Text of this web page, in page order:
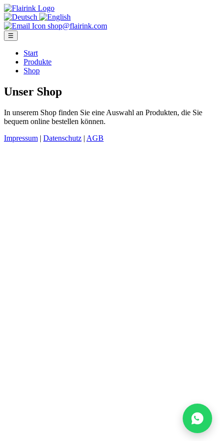
shop@flairink.com
☰
Start
Produkte
Shop
Unser Shop
In unserem Shop finden Sie eine Auswahl an Produkten, die Sie
bequem online bestellen können.
Impressum | Datenschutz | AGB